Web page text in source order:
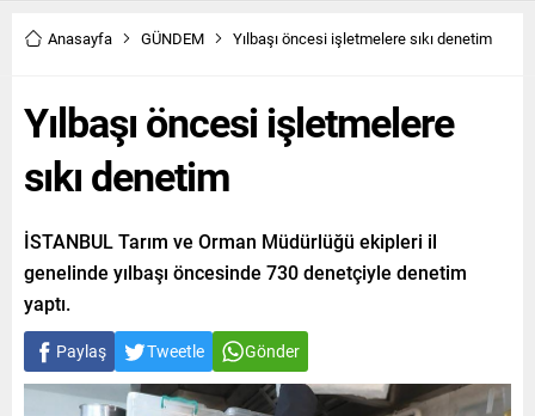
Anasayfa GÜNDEM Yılbaşı öncesi işletmelere sıkı denetim
Yılbaşı öncesi işletmelere
sıkı denetim
İSTANBUL Tarım ve Orman Müdürlüğü ekipleri il
genelinde yılbaşı öncesinde 730 denetçiyle denetim
yaptı.
Paylaş Tweetle Gönder